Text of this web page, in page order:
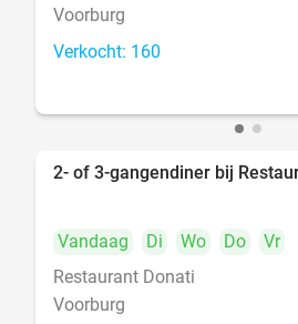
Voorburg
Verkocht: 160
2- of 3-gangendiner bij
Vandaag Di Wo Do
Vr
Restaurant Donati
Voorburg